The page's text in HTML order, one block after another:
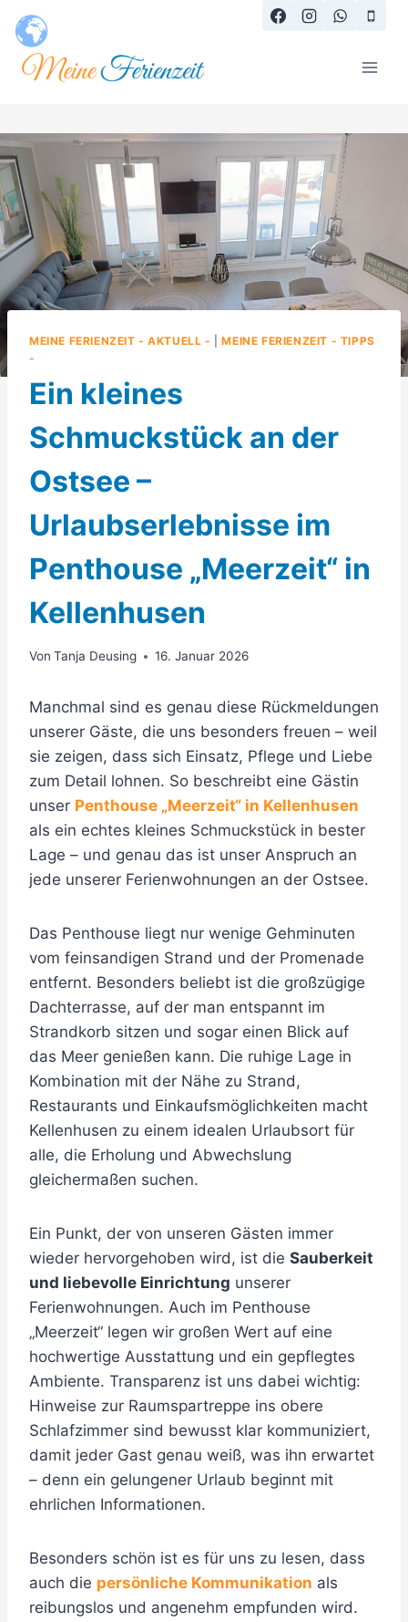
MEINE FERIENZEIT - AKTUELL - |MEINE FERIENZEIT - TIPPS
-
Ein kleines
Schmuckstück an der
Ostsee –
Urlaubserlebnisse im
Penthouse „Meerzeit“ in
Kellenhusen
Von Tanja Deusing 16. Januar 2026
Manchmal sind es genau diese Rückmeldungen
unserer Gäste, die uns besonders freuen – weil
sie zeigen, dass sich Einsatz, Pflege und Liebe
zum Detail lohnen. So beschreibt eine Gästin
unser Penthouse „Meerzeit“ in Kellenhusen
als ein echtes kleines Schmuckstück in bester
Lage – und genau das ist unser Anspruch an
jede unserer Ferienwohnungen an der Ostsee.
Das Penthouse liegt nur wenige Gehminuten
vom feinsandigen Strand und der Promenade
entfernt. Besonders beliebt ist die großzügige
Dachterrasse, auf der man entspannt im
Strandkorb sitzen und sogar einen Blick auf
das Meer genießen kann. Die ruhige Lage in
Kombination mit der Nähe zu Strand,
Restaurants und Einkaufsmöglichkeiten macht
Kellenhusen zu einem idealen Urlaubsort für
alle, die Erholung und Abwechslung
gleichermaßen suchen.
Ein Punkt, der von unseren Gästen immer
wieder hervorgehoben wird, ist die Sauberkeit
und liebevolle Einrichtung unserer
Ferienwohnungen. Auch im Penthouse
„Meerzeit“ legen wir großen Wert auf eine
hochwertige Ausstattung und ein gepflegtes
Ambiente. Transparenz ist uns dabei wichtig:
Hinweise zur Raumspartreppe ins obere
Schlafzimmer sind bewusst klar kommuniziert,
damit jeder Gast genau weiß, was ihn erwartet
– denn ein gelungener Urlaub beginnt mit
ehrlichen Informationen.
Besonders schön ist es für uns zu lesen, dass
auch die persönliche Kommunikation als
reibungslos und angenehm empfunden wird.